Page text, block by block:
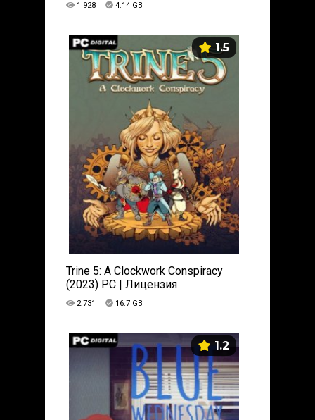
1 928 4.14 GB
1.5
Trine 5: A Clockwork Conspiracy
(2023) PC | Лицензия
2 731 16.7 GB
1.2